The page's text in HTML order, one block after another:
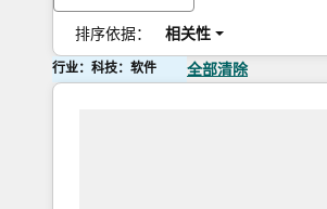
排序依据： 相关性
行业：科技：软件 全部清除